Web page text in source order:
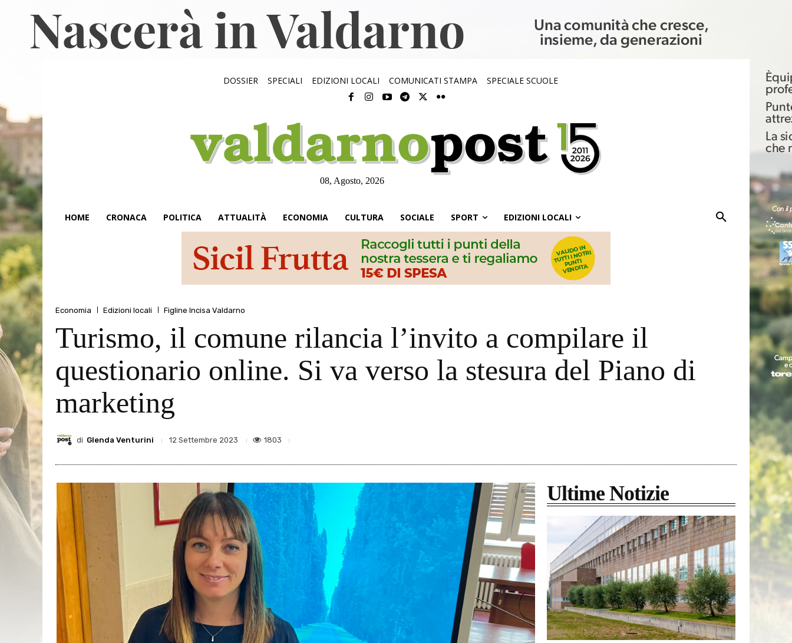
DOSSIER SPECIALI EDIZIONI LOCALI COMUNICATI STAMPA SPECIALE SCUOLE
08, Agosto, 2026
HOME CRONACA POLITICA ATTUALITÀ ECONOMIA CULTURA SOCIALE SPORT EDIZIONI LOCALI
Economia Edizioni locali Figline Incisa Valdarno
Turismo, il comune rilancia l’invito a compilare il
questionario online. Si va verso la stesura del Piano di
marketing
di Glenda Venturini 12 Settembre 2023 1803
Ultime Notizie